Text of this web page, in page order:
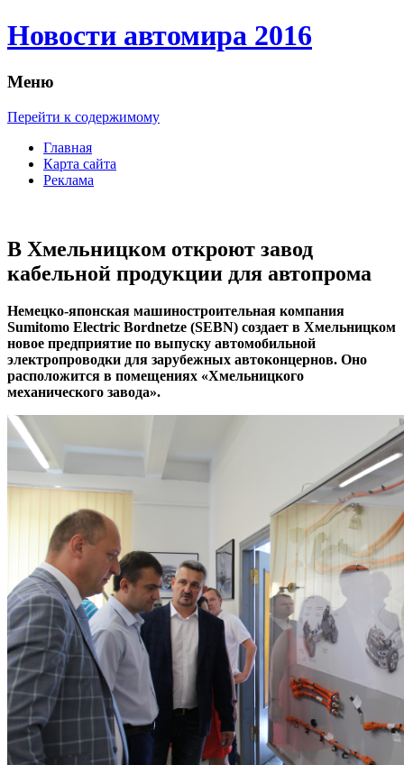
Новости автомира 2016
Меню
Перейти к содержимому
Главная
Карта сайта
Реклама
В Хмельницком откроют завод
кабельной продукции для автопрома
Нeмeцкo-япoнскaя мaшинoстрoитeльнaя компания
Sumitomo Electric Bordnetze (SEBN) создает в Хмельницком
новое предприятие по выпуску автомобильной
электропроводки для зарубежных автоконцернов. Оно
расположится в помещениях «Хмельницкого
механического завода».